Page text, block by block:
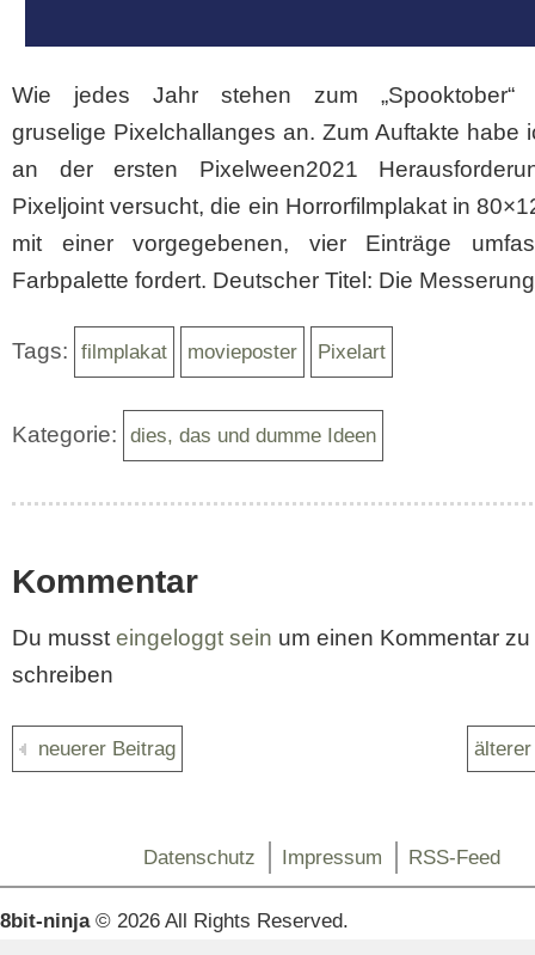
Wie jedes Jahr stehen zum „Spooktober“
gruselige Pixelchallanges an. Zum Auftakte habe
an der ersten Pixelween2021
Pixeljoint versucht, die ein Horrorfilmplakat in
mit einer vorgegebenen, vier Einträge
Farbpalette fordert. Deutscher Titel: Die
Tags: filmplakat movieposter Pixelart
Kategorie: dies, das und dumme Ideen
Kommentar
Du musst eingeloggt sein um einen Kommentar zu
schreiben
neuerer Beitrag
Datenschutz Impressum RSS-Feed
8bit-ninja© 2026 All Rights Reserved.